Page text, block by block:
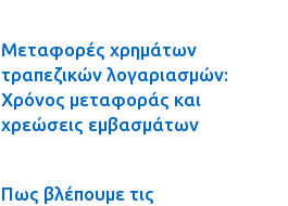
Μεταφορές χρημάτων
τραπεζικών λογαριασμών:
Χρόνος μεταφοράς και
χρεώσεις εμβασμάτων
Πως βλέπουμε τις